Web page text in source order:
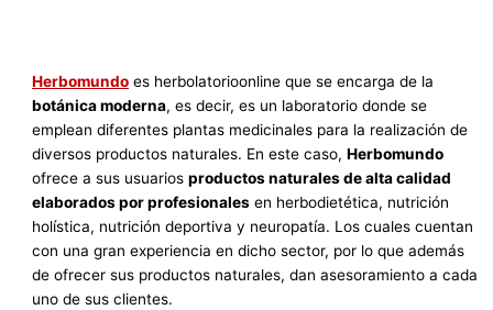
Herbomundo es herbolatorioonline que se encarga de la
botánica moderna, es decir, es un laboratorio donde se
emplean diferentes plantas medicinales para la realización de
diversos productos naturales. En este caso,Herbomundo
ofrece a sus usuariosproductos naturales de alta calidad
elaborados por profesionales en herbodietética, nutrición
holística, nutrición deportiva y neuropatía. Los cuales cuentan
con una gran experiencia en dicho sector, por lo que además
de ofrecer sus productos naturales, dan asesoramiento a cada
uno de sus clientes.